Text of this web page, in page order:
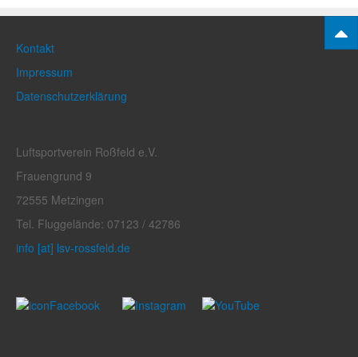
Kontakt
Impressum
Datenschutzerklärung
Luftsportverein Roßfeld e.V.
Frauengrund 9
72555 Metzingen
Tel. Fluggelände: 07123 / 42786
info [at] lsv-rossfeld.de